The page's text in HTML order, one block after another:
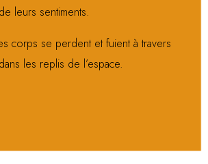
leurs sentiments.
corps se perdent et fuient à travers
les replis de l’espace.